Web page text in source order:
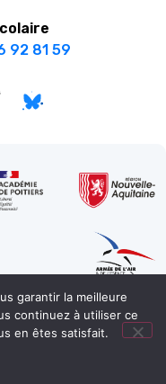
92 81 59
: Ekole.fr
garantir la meilleure
continuez à utiliser ce
en êtes satisfait.
de l’impact